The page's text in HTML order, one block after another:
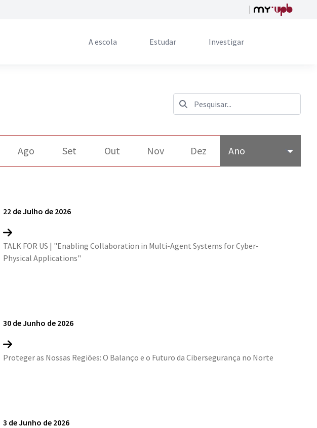
A escola Estudar Investigar
Ago Set Out Nov Dez
22 de Julho de 2026
TALK FOR US | "Enabling Collaboration in Multi-Agent Systems for Cyber-
Physical Applications"
30 de Junho de 2026
Proteger as Nossas Regiões: O Balanço e o Futuro da Cibersegurança no Norte
3 de Junho de 2026